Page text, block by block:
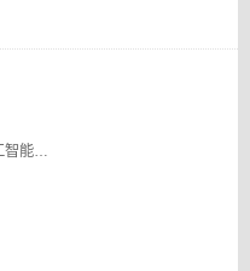
AI 中文社区 - 一个学习交流 AI 人工智能技术的中文社区